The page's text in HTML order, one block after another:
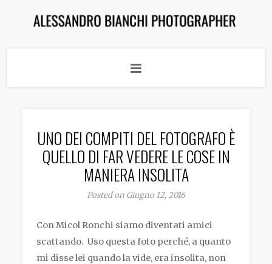
UNO DEI COMPITI DEL FOTOGRAFO È
QUELLO DI FAR VEDERE LE COSE IN
MANIERA INSOLITA
Posted on Giugno 12, 2016
Con Micol Ronchi siamo diventati amici
scattando. Uso questa foto perché, a quanto
mi disse lei quando la vide, era insolita, non